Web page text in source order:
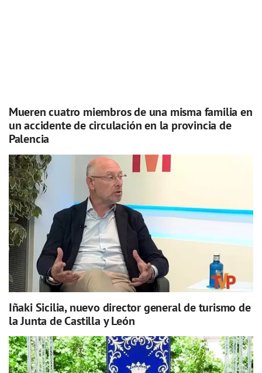
Mueren cuatro miembros de una misma familia en
un accidente de circulación en la provincia de
Palencia
Iñaki Sicilia, nuevo director general de turismo de
la Junta de Castilla y León